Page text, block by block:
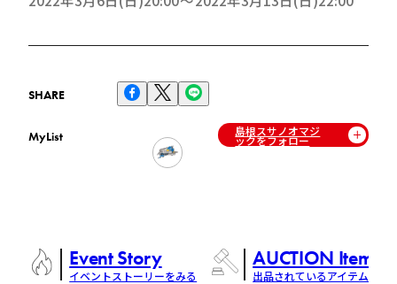
SHARE
MyList 島根スサノオマジ
ックをフォロー
Event Story
イベントストーリーをみる
AUCTION Items
出品されているアイテム